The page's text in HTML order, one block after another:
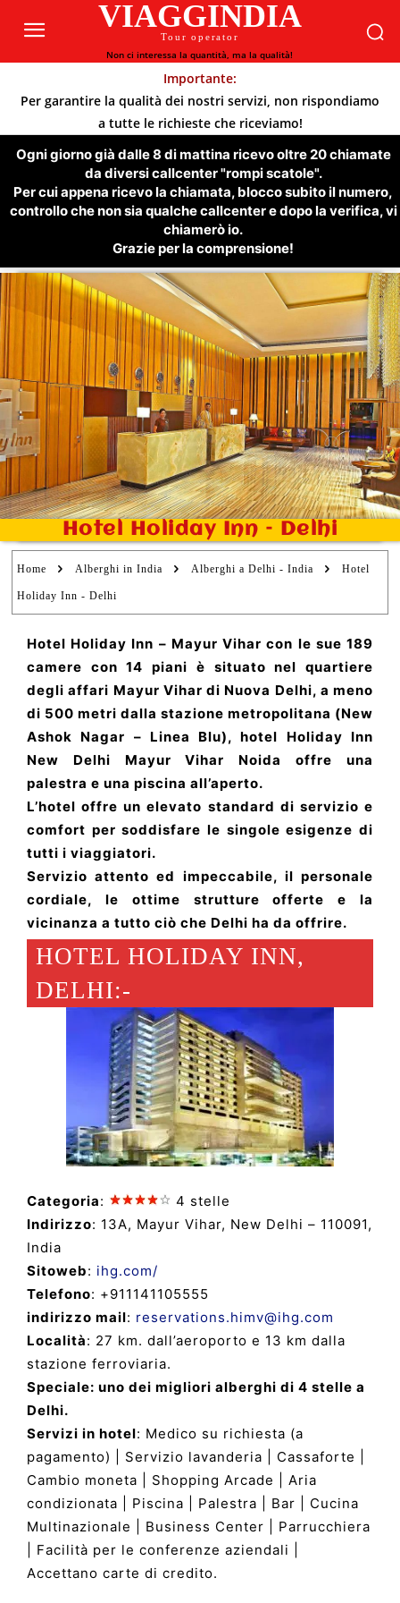
VIAGGINDIA
Tour operator
Non ci interessa la quantità, ma la qualità!
Importante:
Per garantire la qualità dei nostri servizi, non rispondiamo
a tutte le richieste che riceviamo!
Ogni giorno già dalle 8 di mattina ricevo oltre 20 chiamate
da diversi callcenter "rompi scatole".
Per cui appena ricevo la chiamata, blocco subito il numero,
controllo che non sia qualche callcenter e dopo la verifica, vi
chiamerò io.
Grazie per la comprensione!
Hotel Holiday Inn – Delhi
Home Alberghi in India Alberghi a Delhi - India Hotel
Holiday Inn - Delhi
Hotel Holiday Inn – Mayur Vihar con le sue 189
camere con 14 piani è situato nel quartiere
degli affari Mayur Vihar di Nuova Delhi, a meno
di 500 metri dalla stazione metropolitana (New
Ashok Nagar – Linea Blu), hotel Holiday Inn
New Delhi Mayur Vihar Noida offre una
palestra e una piscina all’aperto.
L’hotel offre un elevato standard di servizio e
comfort per soddisfare le singole esigenze di
tutti i viaggiatori.
Servizio attento ed impeccabile, il personale
cordiale, le ottime strutture offerte e la
vicinanza a tutto ciò che Delhi ha da offrire.
HOTEL HOLIDAY INN,
DELHI:-
Categoria:
4 stelle
Indirizzo: 13A, Mayur Vihar, New Delhi – 110091,
India
Sitoweb: ihg.com/
Telefono: +911141105555
indirizzo mail: reservations.himv@ihg.com
Località: 27 km. dall’aeroporto e 13 km dalla
stazione ferroviaria.
Speciale: uno dei migliori alberghi di 4 stelle a
Delhi.
Servizi in hotel: Medico su richiesta (a
pagamento) | Servizio lavanderia | Cassaforte |
Cambio moneta | Shopping Arcade | Aria
condizionata | Piscina | Palestra | Bar | Cucina
Multinazionale | Business Center | Parrucchiera
| Facilità per le conferenze aziendali |
Accettano carte di credito.